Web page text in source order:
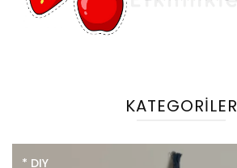
KATEGORILER
* DIY